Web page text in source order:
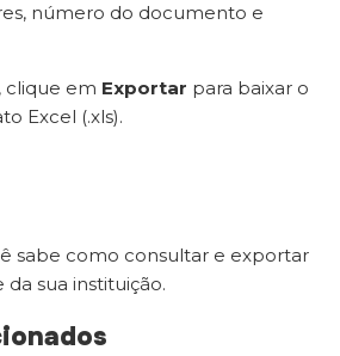
número do documento e
clique em Exportar para baixar o
Excel (.xls).
sabe como consultar e exportar
sua instituição.